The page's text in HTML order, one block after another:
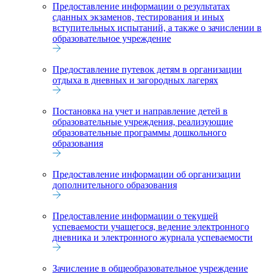
Предоставление информации о результатах
сданных экзаменов, тестирования и иных
вступительных испытаний, а также о зачислении в
образовательное учреждение
Предоставление путевок детям в организации
отдыха в дневных и загородных лагерях
Постановка на учет и направление детей в
образовательные учреждения, реализующие
образовательные программы дошкольного
образования
Предоставление информации об организации
дополнительного образования
Предоставление информации о текущей
успеваемости учащегося, ведение электронного
дневника и электронного журнала успеваемости
Зачисление в общеобразовательное учреждение